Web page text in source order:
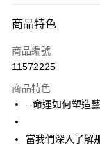
付款方式
信用卡一次付款
運送方式
宅配
每筆NT$100，滿
商品特色
商品編號
11572225
商品特色
--命運如何塑造
當我們深入了解